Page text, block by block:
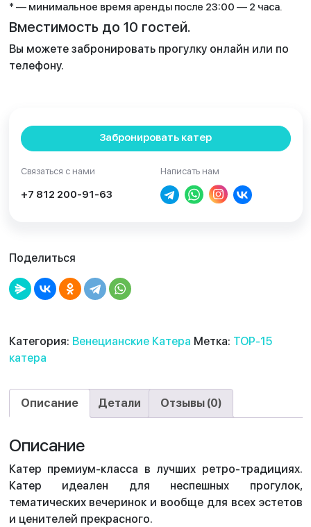
* — минимальное время аренды после 23:00 — 2 часа.
Вместимость до 10 гостей.
Вы можете забронировать прогулку онлайн или по
телефону.
Забронировать катер
Связаться с нами
+7 812 200-91-63
Написать нам
Поделиться
Категория: Венецианские Катера Метка: TOP-15
катера
Описание Детали Отзывы (0)
Описание
Катер премиум-класса в лучших ретро-традициях.
Катер идеален для неспешных прогулок,
тематических вечеринок и вообще для всех эстетов
и ценителей прекрасного.